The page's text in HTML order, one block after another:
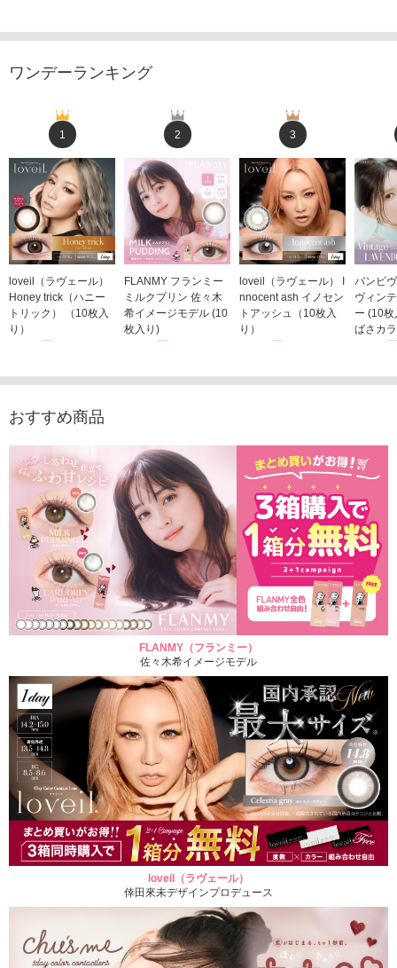
ワンデーランキング
1
loveil（ラヴェール）
Honey trick（ハニー
トリック） （10枚入
り）
1,760円
2
FLANMY フランミー
ミルクプリン 佐々木
希イメージモデル (10
枚入り)
1,815円
3
loveil（ラヴェール） I
nnocent ash イノセン
トアッシュ（10枚入
り）
1,760円
バンビ
ヴィン
ー (10
ばさカ
1,848
おすすめ商品
FLANMY（フランミー）
佐々木希イメージモデル
loveil（ラヴェール）
倖田來未デザインプロデュース